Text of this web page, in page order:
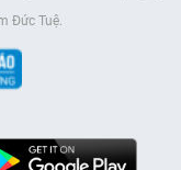
Đức Tuệ.